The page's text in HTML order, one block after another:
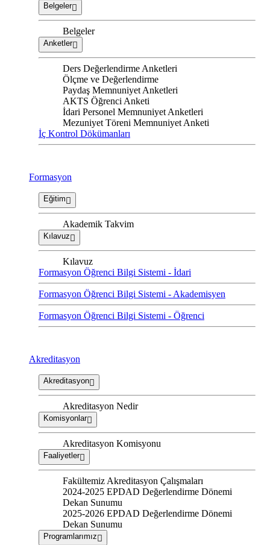
Belgeler
Belgeler
Anketler
Ders Değerlendirme Anketleri
Ölçme ve Değerlendirme
Paydaş Memnuniyet Anketleri
AKTS Öğrenci Anketi
İdari Personel Memnuniyet Anketleri
Mezuniyet Töreni Memnuniyet Anketi
İç Kontrol Dökümanları
Formasyon
Eğitim
Akademik Takvim
Kılavuz
Kılavuz
Formasyon Öğrenci Bilgi Sistemi - İdari
Formasyon Öğrenci Bilgi Sistemi - Akademisyen
Formasyon Öğrenci Bilgi Sistemi - Öğrenci
Akreditasyon
Akreditasyon
Akreditasyon Nedir
Komisyonlar
Akreditasyon Komisyonu
Faaliyetler
Fakültemiz Akreditasyon Çalışmaları
2024-2025 EPDAD Değerlendirme Dönemi
Dekan Sunumu
2025-2026 EPDAD Değerlendirme Dönemi
Dekan Sunumu
Programlarımız